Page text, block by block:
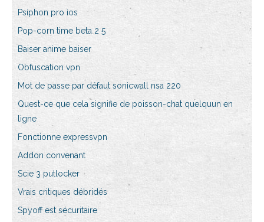
Psiphon pro ios
Pop-corn time beta 2 5
Baiser anime baiser
Obfuscation vpn
Mot de passe par défaut sonicwall nsa 220
Quest-ce que cela signifie de poisson-chat quelquun en
ligne
Fonctionne expressvpn
Addon convenant
Scie 3 putlocker
Vrais critiques débridés
Spyoff est sécuritaire